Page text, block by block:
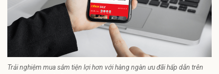
Trải nghiệm mua sắm tiện lợi hơn với hàng ngàn ưu đãi hấp dẫn trên